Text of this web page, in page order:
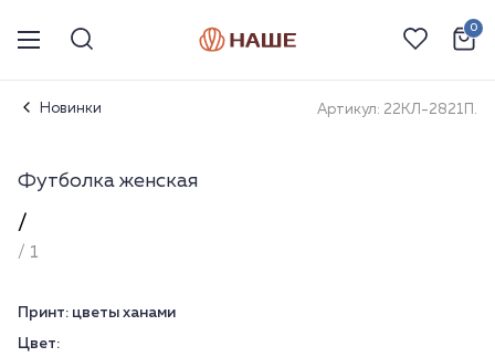
0
Новинки Артикул: 22КЛ-2821П.
Футболка женская
/
/ 1
Принт: цветы ханами
Цвет: